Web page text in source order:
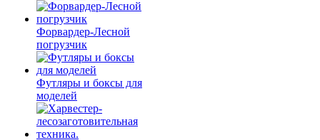
Форвардер-Лесной
погрузчик
Футляры и боксы для
моделей